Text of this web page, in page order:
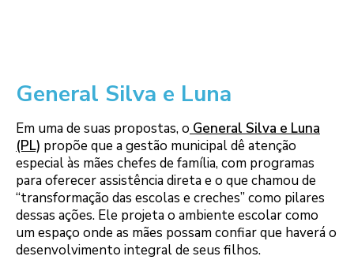
General Silva e Luna
Em uma de suas propostas, o General Silva e Luna
(PL) propõe que a gestão municipal dê atenção
especial às mães chefes de família, com programas
para oferecer assistência direta e o que chamou de
“transformação das escolas e creches” como pilares
dessas ações. Ele projeta o ambiente escolar como
um espaço onde as mães possam confiar que haverá o
desenvolvimento integral de seus filhos.